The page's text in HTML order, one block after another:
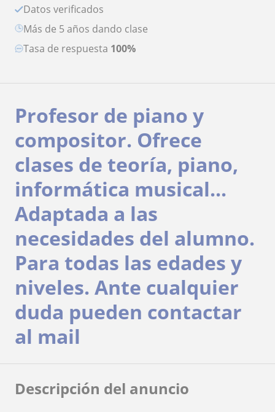
Datos verificados
más de 5 años dando clase
Tasa de respuesta 100%
Profesor de piano y
compositor. Ofrece
clases de teoría, piano,
informática musical...
Adaptada a las
necesidades del alumno.
Para todas las edades y
niveles. Ante cualquier
duda pueden contactar
al mail
Descripción del anuncio